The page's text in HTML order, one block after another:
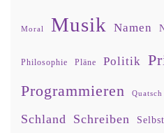
Moral Musik Namen
Philosophie Pläne Politik
Programmieren Quatsch
Schland Schreiben